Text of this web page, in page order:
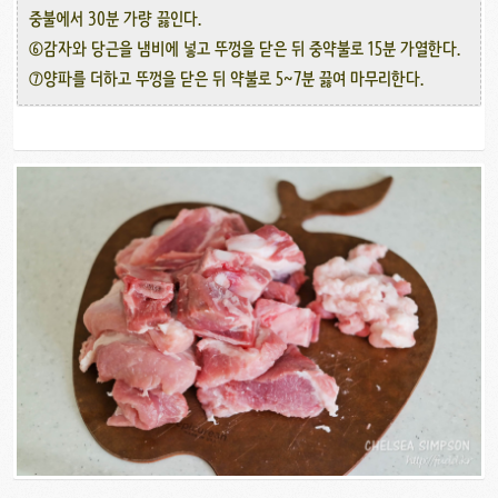
중불에서 30분 가량 끓인다.
⑥감자와 당근을 냄비에 넣고 뚜껑을 닫은 뒤 중약불로 15분 가열한다.
⑦양파를 더하고 뚜껑을 닫은 뒤 약불로 5~7분 끓여 마무리한다.